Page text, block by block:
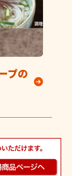
プの